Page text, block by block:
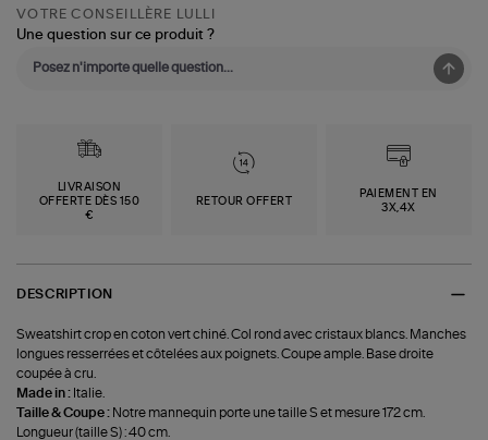
VOTRE CONSEILLÈRE LULLI
Une question sur ce produit ?
LIVRAISON
OFFERTE DÈS 150
€
RETOUR OFFERT
PAIEMENT EN
3X,4X
DESCRIPTION
Sweatshirt crop en coton vert chiné. Col rond avec cristaux blancs. Manches
longues resserrées et côtelées aux poignets. Coupe ample. Base droite
coupée à cru.
Made in : Italie.
Taille & Coupe : Notre mannequin porte une taille S et mesure 172 cm.
Longueur (taille S) : 40 cm.